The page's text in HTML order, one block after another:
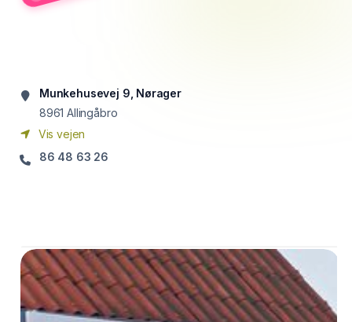
Munkehusevej 9, Nørager
8961 Allingåbro
Vis vejen
86 48 63 26